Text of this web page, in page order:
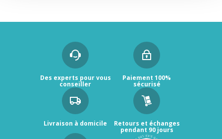
Des experts pour vous
conseiller
Paiement 100%
sécurisé
Livraison à domicile Retours et échanges
pendant 90 jours